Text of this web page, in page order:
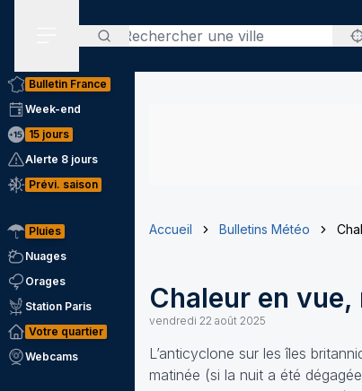
Rechercher
Bulletin France
Week-end
15 jours
Alerte 8 jours
Prévi. saison
Pluies
Nuages
Orages
Station Paris
Votre quartier
Webcams
Accueil Bulletins Météo
Chaleur en
vendredi 22 août 2025
L’anticyclone sur les îles
matinée (si la nuit a été